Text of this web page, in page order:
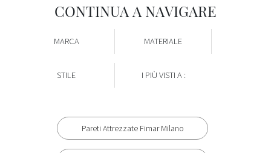
CONTINUA A NAVIGARE
MARCA MATERIALE
STILE I PIÙ VISTI A :
Pareti Attrezzate Fimar Milano